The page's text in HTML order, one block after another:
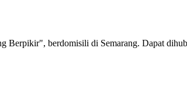
Berpikir", berdomisili di Semarang. Dapat